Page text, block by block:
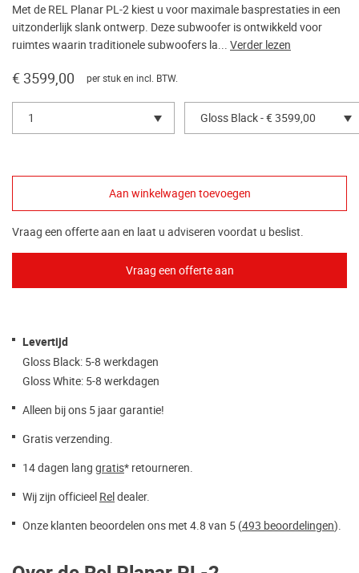
Met de REL Planar PL-2 kiest u voor maximale basprestaties in een
uitzonderlijk slank ontwerp. Deze subwoofer is ontwikkeld voor
ruimtes waarin traditionele subwoofers la... Verder lezen
€ 3599,00 per stuk en incl. BTW.
1 Gloss Black - € 3599,00
Vraag een offerte aan en laat u adviseren voordat u beslist.
Levertijd
Gloss Black: 5-8 werkdagen
Gloss White: 5-8 werkdagen
Alleen bij ons 5 jaar garantie!
Gratis verzending.
14 dagen lang gratis* retourneren.
Wij zijn officieel Reldealer.
Onze klanten beoordelen ons met 4.8 van 5 (493 beoordelingen).